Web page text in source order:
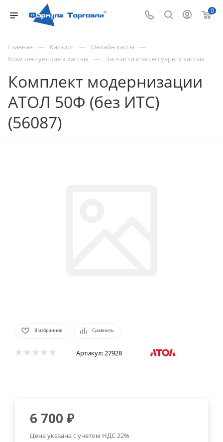
0
Главная — Каталог — Онлайн кассы —
Комплектующие к кассам — Запчасти и аксессуары к кассам
Комплект модернизации
АТОЛ 50Ф (без ИТС)
(56087)
В избранное Сравнить
Артикул:27928
6 700 ₽
Цена указана с учетом НДС 22%